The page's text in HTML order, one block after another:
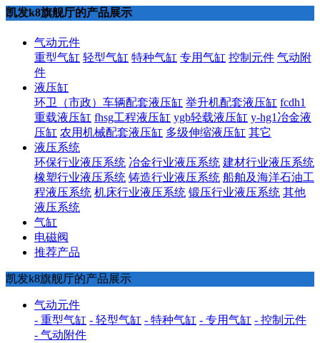
凯发k8旗舰厅的产品展示
气动元件
重型气缸 轻型气缸 特种气缸 专用气缸 控制元件 气动附
件
液压缸
环卫（市政）车辆配套液压缸 举升机配套液压缸 fcdh1
重载液压缸 fhsg工程液压缸 ygb轻载液压缸 y-hg1冶金液
压缸 农用机械配套液压缸 多级伸缩液压缸 其它
液压系统
环保行业液压系统 冶金行业液压系统 建材行业液压系统
橡塑行业液压系统 铸造行业液压系统 船舶及海洋石油工
程液压系统 机床行业液压系统 锻压行业液压系统 其他
液压系统
气缸
电磁阀
推荐产品
凯发k8旗舰厅的产品展示
气动元件
- 重型气缸 - 轻型气缸 - 特种气缸 - 专用气缸 - 控制元件
- 气动附件